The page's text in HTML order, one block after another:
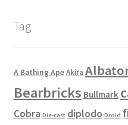
Tag
A Bathing Ape Akira
Bearbricks Bullmark
Cobra Die-cast diplodo Droid